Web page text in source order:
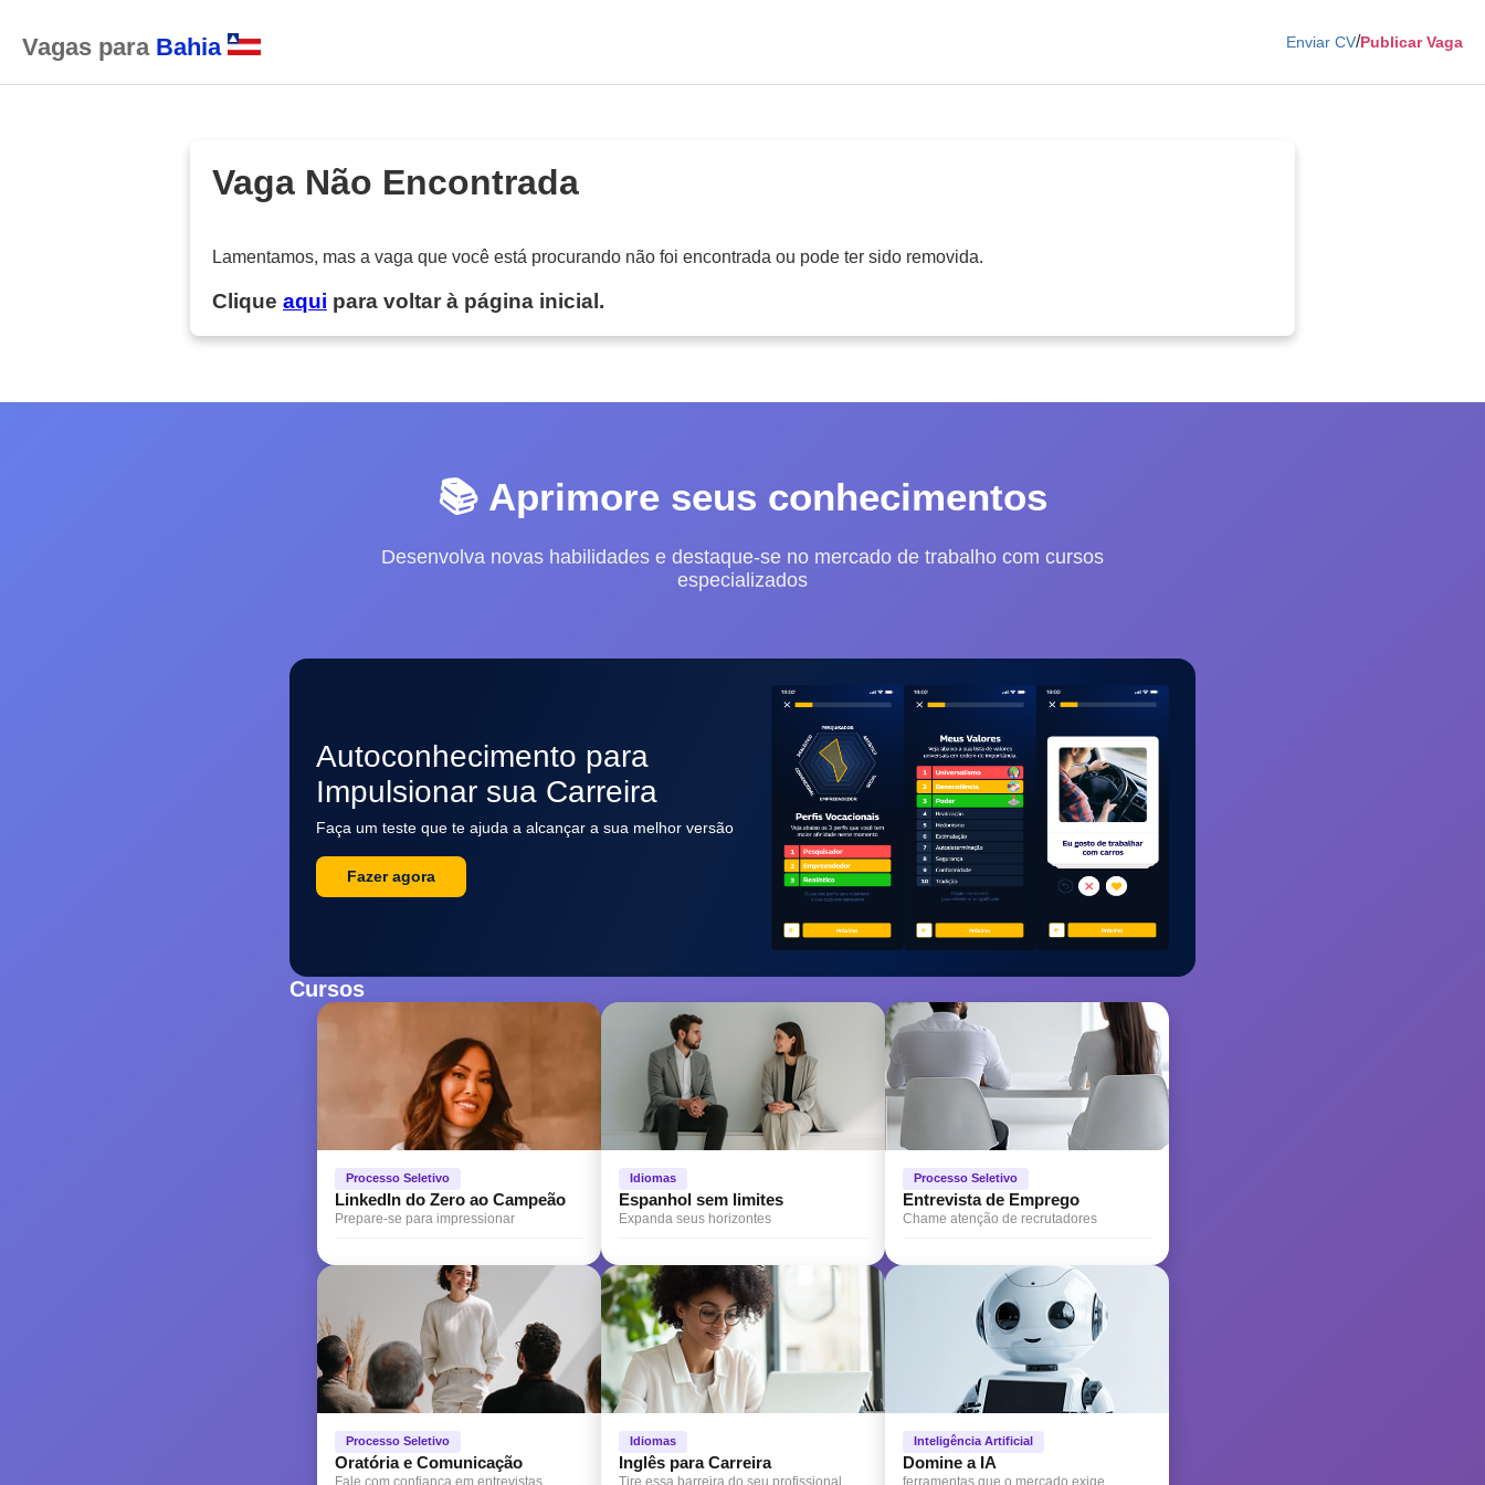
Vagas para Bahia Enviar CV/Publicar Vaga
Vaga Não Encontrada
Lamentamos, mas a vaga que você está procurando não foi encontrada ou pode ter sido removida.
Clique aqui para voltar à página inicial.
📚 Aprimore seus conhecimentos
Desenvolva novas habilidades e destaque-se no mercado de trabalho com cursos
especializados
Autoconhecimento para
Impulsionar sua Carreira
Faça um teste que te ajuda a alcançar a sua melhor versão
Fazer agora
Cursos
Processo Seletivo
LinkedIn do Zero ao Campeão
Prepare-se para impressionar
Idiomas
Espanhol sem limites
Expanda seus horizontes
Processo Seletivo
Entrevista de Emprego
Chame atenção de recrutadores
Processo Seletivo
Oratória e Comunicação
Fale com confiança em entrevistas
Idiomas
Inglês para Carreira
Tire essa barreira do seu profissional
Inteligência Artificial
Domine a IA
ferramentas que o mercado exige